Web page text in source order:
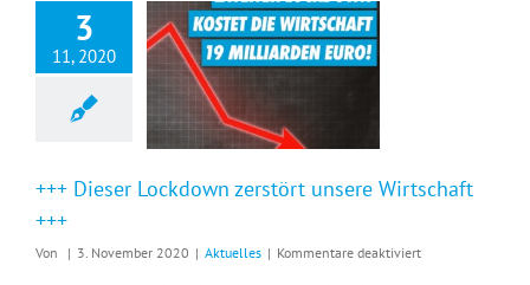
3
11, 2020
+++ Dieser Lockdown zerstört unsere Wirtschaft
+++
Von | 3. November 2020 | Aktuelles | Kommentare deaktiviertfür